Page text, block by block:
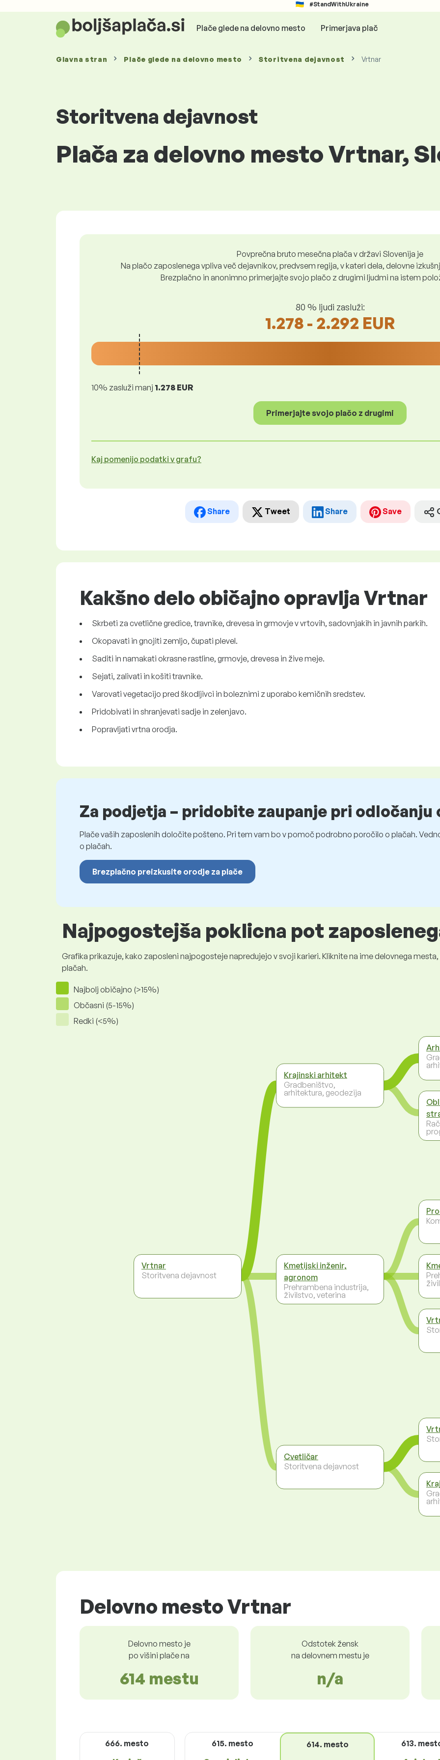
#StandWithUkraine
Plače glede na delovno mesto Primerjava plač
Glavna stran Plače glede na delovno mesto Storitvena dejavnost Vrtnar
Storitvena dejavnost
Plača za delovno mesto Vrtnar,
Povprečna bruto mesečna plača v državi Slovenija je
Na plačo zaposlenega vpliva več dejavnikov, predvsem regija, v kateri dela, delovne
Brezplačno in anonimno primerjajte svojo plačo z drugimi ljudmi na istem
80 % ljudi zasluži:
1.278 - 2.292 EUR
10% zasluži manj 1.278 EUR
Primerjajte svojo plačo z drugimi
Kaj pomenijo podatki v grafu?
Share Tweet Share Save
Kakšno delo običajno opravlja Vrtnar
Skrbeti za cvetlične gredice, travnike, drevesa in grmovje v vrtovih, sadovnjakih in javnih parkih.
Okopavati in gnojiti zemljo, čupati plevel.
Saditi in namakati okrasne rastline, grmovje, drevesa in žive meje.
Sejati, zalivati in košiti travnike.
Varovati vegetacijo pred škodljivci in boleznimi z uporabo kemičnih sredstev.
Pridobivati in shranjevati sadje in zelenjavo.
Popravljati vrtna orodja.
Za podjetja – pridobite zaupanje pri odločanju
Plače vaših zaposlenih določite pošteno. Pri tem vam bo v pomoč podrobno poročilo o plačah.
o plačah.
Brezplačno preizkusite orodje za plače
Najpogostejša poklicna pot
Grafika prikazuje, kako zaposleni najpogosteje napredujejo v svoji karieri. Kliknite na ime delovnega
plačah.
Najbolj običajno (>15%)
Občasni (5-15%)
Redki (<5%)
Vrtnar
Storitvena dejavnost
Krajinski arhitekt
Gradbeništvo,
arhitektura, geodezija
Kmetijski inženir,
agronom
Prehrambena industrija,
živilstvo, veterina
Cvetličar
Storitvena dejavnost
Delovno mesto Vrtnar
Delovno mesto je
po višini plače na
614 mestu
Odstotek žensk
na delovnem mestu je
n/a
666. mesto 615. mesto 614. mesto 613.